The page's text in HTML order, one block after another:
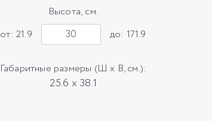
Высота, см.
от: 21.9
до: 171.9
Габаритные размеры (Ш х В, см.):
25.6 x 38.1